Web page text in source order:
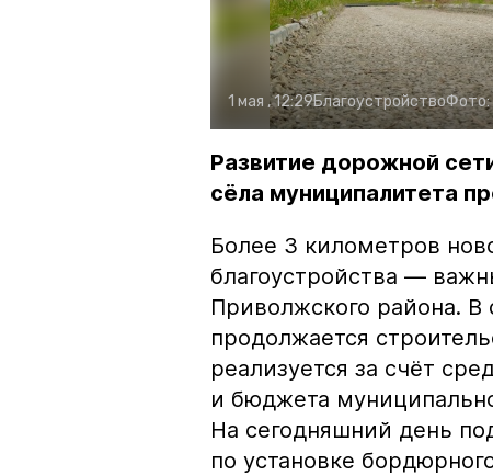
1 мая , 12:29БлагоустройствоФото:
Развитие дорожной
сёла муниципалитета
Более 3 километров
благоустройства —
Приволжского района.
продолжается
реализуется за счёт
и бюджета
На сегодняшний день
по установке